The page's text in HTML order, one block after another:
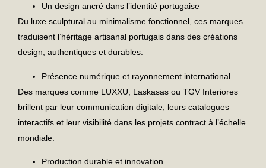
Un design ancré dans l’identité portugaise
Du luxe sculptural au minimalisme fonctionnel, ces marques
traduisent l’héritage artisanal portugais dans des créations
design, authentiques et durables.
Présence numérique et rayonnement international
Des marques comme LUXXU Laskasas ou TGV Interiores
brillent par leur communication digitale, leurs catalogues
interactifs et leur visibilité dans les projets contract à l’échelle
mondiale.
Production durable et innovation